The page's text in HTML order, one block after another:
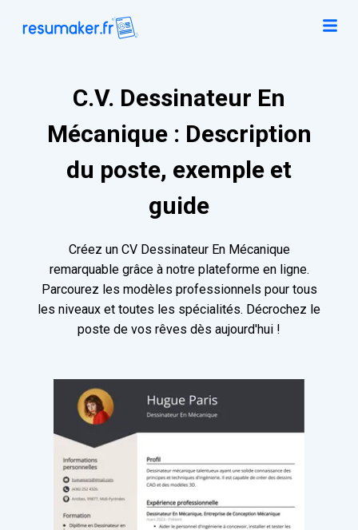
C.V. Dessinateur En
Mécanique : Description
du poste, exemple et
guide
Créez un CV Dessinateur En Mécanique
remarquable grâce à notre plateforme en ligne.
Parcourez les modèles professionnels pour tous
les niveaux et toutes les spécialités. Décrochez le
poste de vos rêves dès aujourd'hui !